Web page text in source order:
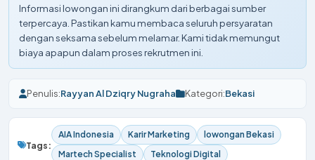
Informasi lowongan ini dirangkum dari berbagai sumber
terpercaya. Pastikan kamu membaca seluruh persyaratan
dengan seksama sebelum melamar. Kami tidak memungut
biaya apapun dalam proses rekrutmen ini.
Penulis:Rayyan Al Dziqry Nugraha Kategori:Bekasi
Tags:
AIA Indonesia Karir Marketing
lowongan Bekasi
Martech Specialist
Teknologi Digital